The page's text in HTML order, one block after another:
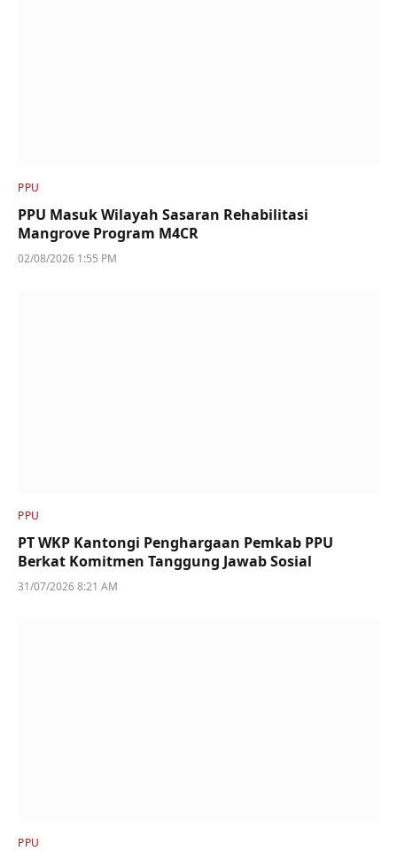
PPU
PPU Masuk Wilayah Sasaran Rehabilitasi
Mangrove Program M4CR
02/08/2026 1:55 PM
PPU
PT WKP Kantongi Penghargaan Pemkab PPU
Berkat Komitmen Tanggung Jawab Sosial
31/07/2026 8:21 AM
PPU